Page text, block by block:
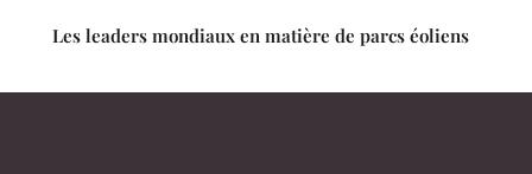
Les leaders mondiaux en matière de parcs éoliens